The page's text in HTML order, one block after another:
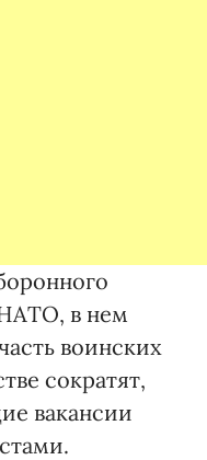
в нем
воинских
сократят,
вакансии